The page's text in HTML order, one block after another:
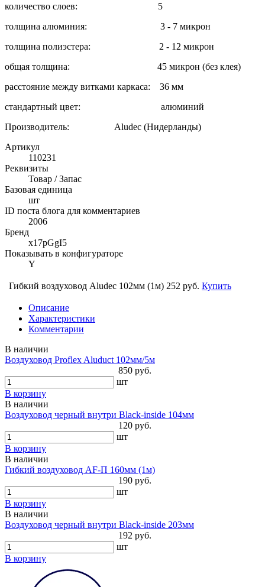
количество слоев: 5
толщина алюминия: 3 - 7 микрон
толщина полиэстера: 2 - 12 микрон
общая толщина: 45 микрон (без клея)
расстояние между витками каркаса: 36 мм
стандартный цвет: алюминий
Производитель: Aludec (Нидерланды)
Артикул
110231
Реквизиты
Товар / Запас
Базовая единица
шт
ID поста блога для комментариев
2006
Бренд
x17pGgI5
Показывать в конфигураторе
Y
Гибкий воздуховод Aludec 102мм (1м) 252 руб. Купить
Описание
Характеристики
Комментарии
В наличии
Воздуховод Proflex Aluduct 102мм/5м
850 руб.
шт
В корзину
В наличии
Воздуховод черный внутри Black-inside 104мм
120 руб.
шт
В корзину
В наличии
Гибкий воздуховод AF-П 160мм (1м)
190 руб.
шт
В корзину
В наличии
Воздуховод черный внутри Black-inside 203мм
192 руб.
шт
В корзину